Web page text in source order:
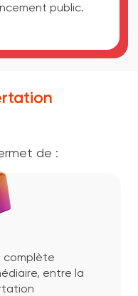
public.
de :
complète
entre la